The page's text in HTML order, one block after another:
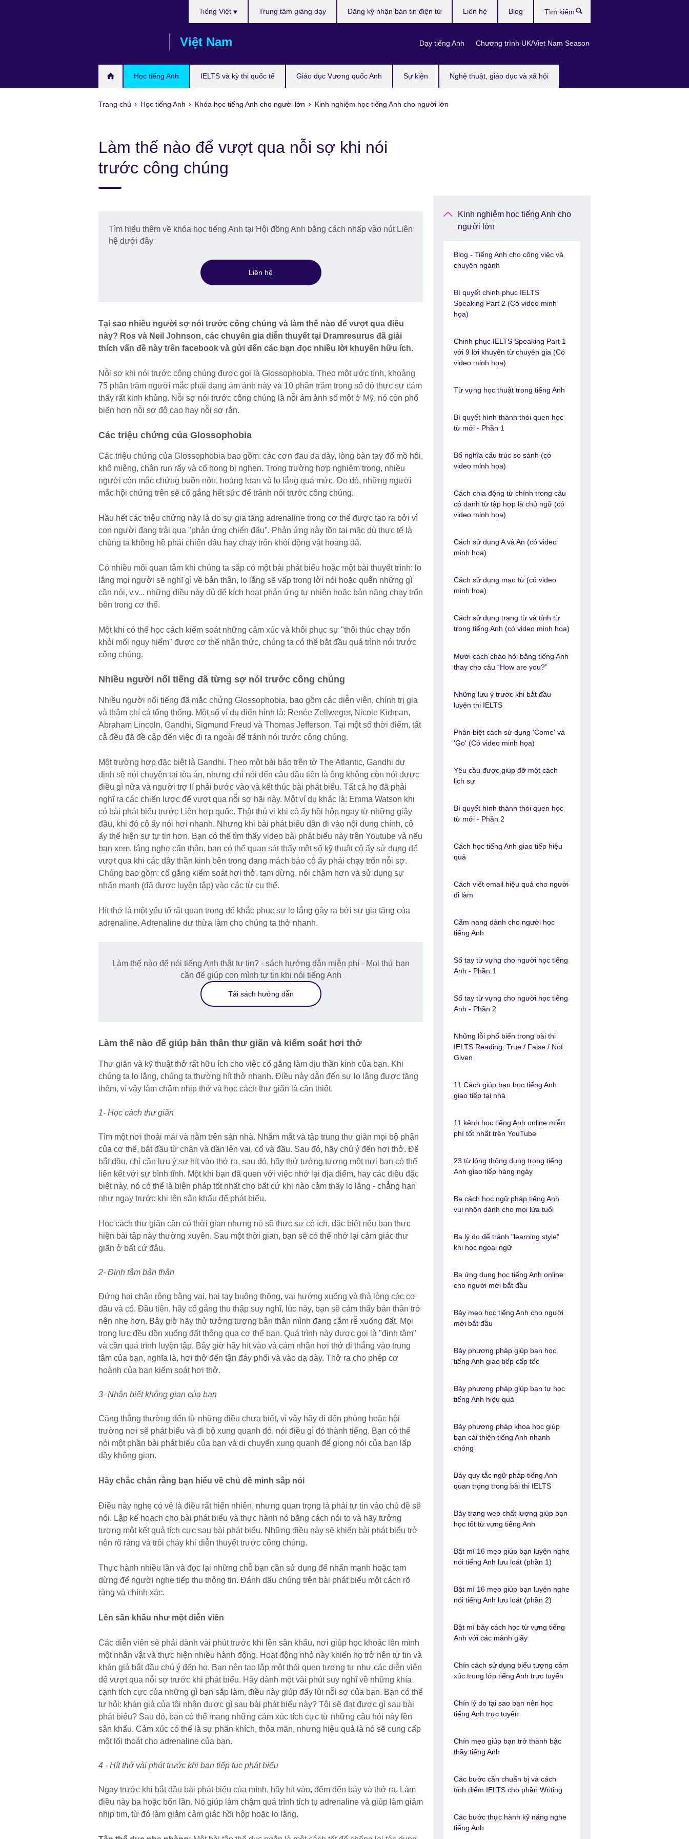
Việt Nam
Học tiếng Anh IELTS và kỳ thi quốc tế Giáo dục Vương quốc Anh Sự kiện Nghệ thuật, giáo dục và xã hội
Tiếng Việt
Dạy tiếng Anh Chương trình UK/Viet Nam Season
Trung tâm giảng dạy Đăng ký nhận bản tin điện tử Liên hệ Blog
kiếm
Trang chủ Học tiếng Anh Khóa học tiếng Anh cho người lớn Kinh nghiệm học tiếng Anh cho người lớn
Làm thế nào để vượt qua nỗi sợ khi nói
trước công chúng
Tìm hiểu thêm về khóa học tiếng Anh tại Hội đồng Anh bằng cách nhấp vào nút Liên
hệ dưới đây
Liên hệ
Tại sao nhiều người sợ nói trước công chúng và làm thế nào để vượt qua điều
này? Ros và Neil Johnson, các chuyên gia diễn thuyết tại Dramresurus đã giải
thích vấn đề này trên facebook và gửi đến các bạn đọc nhiều lời khuyên hữu ích.
Nỗi sợ khi nói trước công chúng được gọi là Glossophobia. Theo một ước tính, khoảng
75 phần trăm người mắc phải dạng ám ảnh này và 10 phần trăm trong số đó thực sự cảm
thấy rất kinh khủng. Nỗi sợ nói trước công chúng là nỗi ám ảnh số một ở Mỹ, nó còn phổ
biến hơn nỗi sợ độ cao hay nỗi sợ rắn.
Các triệu chứng của Glossophobia
Các triệu chứng của Glossophobia bao gồm: các cơn đau dạ dày, lòng bàn tay đổ mồ hôi,
khô miệng, chân run rẩy và cổ họng bị nghẹn. Trong trường hợp nghiêm trọng, nhiều
người còn mắc chứng buồn nôn, hoảng loạn và lo lắng quá mức. Do đó, những người
mắc hội chứng trên sẽ cố gắng hết sức để tránh nói trước công chúng.
Hầu hết các triệu chứng này là do sự gia tăng adrenaline trong cơ thể được tạo ra bởi vì
con người đang trải qua "phản ứng chiến đấu". Phản ứng này tồn tại mặc dù thực tế là
chúng ta không hề phải chiến đấu hay chạy trốn khỏi động vật hoang dã.
Có nhiều mối quan tâm khi chúng ta sắp có một bài phát biểu hoặc một bài thuyết trình: lo
lắng mọi người sẽ nghĩ gì về bản thân, lo lắng sẽ vấp trong lời nói hoặc quên những gì
cần nói, v.v... những điều này đủ để kích hoạt phản ứng tự nhiên hoặc bản năng chạy trốn
bên trong cơ thể.
Một khi có thể học cách kiểm soát những cảm xúc và khôi phục sự "thôi thúc chạy trốn
khỏi mối nguy hiểm" được cơ thể nhận thức, chúng ta có thể bắt đầu quá trình nói trước
công chúng.
Nhiều người nổi tiếng đã từng sợ nói trước công chúng
Nhiều người nổi tiếng đã mắc chứng Glossophobia, bao gồm các diễn viên, chính trị gia
và thậm chí cả tổng thống. Một số ví dụ điển hình là: Renée Zellweger, Nicole Kidman,
Abraham Lincoln, Gandhi, Sigmund Freud và Thomas Jefferson. Tại một số thời điểm, tất
cả đều đã đề cập đến việc đi ra ngoài để tránh nói trước công chúng.
Một trường hợp đặc biệt là Gandhi. Theo một bài báo trên tờ The Atlantic, Gandhi dự
định sẽ nói chuyện tại tòa án, nhưng chỉ nói đến câu đầu tiên là ông không còn nói được
điều gì nữa và người trợ lí phải bước vào và kết thúc bài phát biểu. Tất cả họ đã phải
nghĩ ra các chiến lược để vượt qua nỗi sợ hãi này. Một ví dụ khác là: Emma Watson khi
có bài phát biểu trước Liên hợp quốc. Thật thú vị khi cô ấy hồi hộp ngay từ những giây
đầu, khi đó cô ấy nói hơi nhanh. Nhưng khi bài phát biểu dần đi vào nội dung chính, cô
ấy thể hiện sự tự tin hơn. Bạn có thế tìm thấy video bài phát biểu này trên Youtube và nếu
bạn xem, lắng nghe cẩn thận, bạn có thể quan sát thấy một số kỹ thuật cô ấy sử dụng để
vượt qua khi các dây thần kinh bên trong đang mách bảo cô ấy phải chạy trốn nỗi sợ.
Chúng bao gồm: cố gắng kiểm soát hơi thở, tạm dừng, nói chậm hơn và sử dụng sự
nhấn mạnh (đã được luyện tập) vào các từ cụ thể.
Hít thở là một yếu tố rất quan trọng để khắc phục sự lo lắng gây ra bởi sự gia tăng của
adrenaline. Adrenaline dư thừa làm cho chúng ta thở nhanh.
Làm thế nào để nói tiếng Anh thật tự tin? - sách hướng dẫn miễn phí - Mọi thứ bạn
cần để giúp con mình tự tin khi nói tiếng Anh
Tải sách hướng dẫn
Làm thế nào để giúp bản thân thư giãn và kiểm soát hơi thở
Thư giãn và kỹ thuật thở rất hữu ích cho việc cố gắng làm dịu thần kinh của bạn. Khi
chúng ta lo lắng, chúng ta thường hít thở nhanh. Điều này dẫn đến sự lo lắng được tăng
thêm, vì vậy làm chậm nhịp thở và học cách thư giãn là cần thiết.
1- Học cách thư giãn
Tìm một nơi thoải mái và nằm trên sàn nhà. Nhắm mắt và tập trung thư giãn mọi bộ phận
của cơ thể, bắt đầu từ chân và dần lên vai, cổ và đầu. Sau đó, hãy chú ý đến hơi thở. Để
bắt đầu, chỉ cần lưu ý sự hít vào thở ra, sau đó, hãy thử tưởng tượng một nơi bạn có thể
liên kết với sự bình tĩnh. Một khi bạn đã quen với việc nhớ lại địa điểm, hay các điều đặc
biệt này, nó có thể là biện pháp tốt nhất cho bất cứ khi nào cảm thấy lo lắng - chẳng hạn
như ngay trước khi lên sân khấu để phát biểu.
Học cách thư giãn cần có thời gian nhưng nó sẽ thực sự có ích, đặc biệt nếu bạn thực
hiện bài tập này thường xuyên. Sau một thời gian, bạn sẽ có thể nhớ lại cảm giác thư
giãn ở bất cứ đâu.
2- Định tâm bản thân
Đứng hai chân rộng bằng vai, hai tay buông thõng, vai hướng xuống và thả lỏng các cơ
đầu và cổ. Đầu tiên, hãy cố gắng thu thập suy nghĩ, lúc này, bạn sẽ cảm thấy bản thân trở
nên nhẹ hơn. Bây giờ hãy thử tưởng tượng bản thân mình đang cắm rễ xuống đất. Mọi
trong lực đều dồn xuống đất thông qua cơ thể bạn. Quá trình này được gọi là "định tâm"
và cần quá trình luyện tập. Bây giờ hãy hít vào và cảm nhận hơi thở đi thẳng vào trung
tâm của bạn, nghĩa là, hơi thở đến tận đáy phổi và vào dạ dày. Thở ra cho phép cơ
hoành của bạn kiểm soát hơi thở.
3- Nhận biết không gian của bạn
Căng thẳng thường đến từ những điều chưa biết, vì vậy hãy đi đến phòng hoặc hội
trường nơi sẽ phát biểu và đi bộ xung quanh đó, nói điều gì đó thành tiếng. Bạn có thể
nói một phần bài phát biểu của bạn và di chuyển xung quanh để giọng nói của bạn lấp
đầy không gian.
Hãy chắc chắn rằng bạn hiểu về chủ đề mình sắp nói
Điều này nghe có vẻ là điều rất hiển nhiên, nhưng quan trọng là phải tự tin vào chủ đề sẽ
nói. Lập kế hoạch cho bài phát biểu và thực hành nó bằng cách nói to và hãy tưởng
tượng một kết quả tích cực sau bài phát biểu. Những điều này sẽ khiến bài phát biểu trở
nên rõ ràng và trôi chảy khi diễn thuyết trước công chúng.
Thực hành nhiều lần và đọc lại những chỗ bạn cần sử dụng để nhấn mạnh hoặc tạm
dừng để người nghe tiếp thu thông tin. Đánh dấu chúng trên bài phát biểu một cách rõ
ràng và chính xác.
Lên sân khấu như một diễn viên
Các diễn viên sẽ phải dành vài phút trước khi lên sân khấu, nơi giúp học khoác lên mình
một nhân vật và thực hiện nhiều hành động. Hoạt động nhỏ này khiến họ trở nên tự tin và
khán giả bắt đầu chú ý đến họ. Bạn nên tạo lập một thói quen tương tự như các diễn viên
để vượt qua nỗi sợ trước khi phát biểu. Hãy dành một vài phút suy nghĩ về những khía
cạnh tích cực của những gì bạn sắp làm, điều này giúp đẩy lùi nỗi sợ của bạn. Bạn có thể
tự hỏi: khán giả của tôi nhận được gì sau bài phát biểu này? Tôi sẽ đạt được gì sau bài
phát biểu? Sau đó, bạn có thể mang những cảm xúc tích cực từ những câu hỏi này lên
sân khấu. Cảm xúc có thể là sự phấn khích, thỏa mãn, nhưng hiệu quả là nó sẽ cung cấp
một lối thoát cho adrenaline của bạn.
4 - Hít thở vài phút trước khi bạn tiếp tục phát biểu
Ngay trước khi bắt đầu bài phát biểu của mình, hãy hít vào, đếm đến bảy và thở ra. Làm
điều này ba hoặc bốn lần. Nó giúp làm chậm quá trình tích tụ adrenaline và giúp làm giảm
nhịp tim, từ đó làm giảm cảm giác hồi hộp hoặc lo lắng.
Kinh nghiệm học tiếng Anh cho
người lớn
Blog - Tiếng Anh cho công việc và
chuyên ngành
Bí quyết chinh phục IELTS
Speaking Part 2 (Có video minh
họa)
Chinh phục IELTS Speaking Part 1
với 9 lời khuyên từ chuyên gia (Có
video minh họa)
Từ vựng học thuật trong tiếng Anh
Bí quyết hình thành thói quen học
từ mới - Phần 1
Bổ nghĩa cấu trúc so sánh (có
video minh họa)
Cách chia động từ chính trong câu
có danh từ tập hợp là chủ ngữ (có
video minh họa)
Cách sử dụng A và An (có video
minh họa)
Cách sử dụng mạo từ (có video
minh họa)
Cách sử dụng trạng từ và tính từ
trong tiếng Anh (có video minh họa)
Mười cách chào hỏi bằng tiếng Anh
thay cho câu “How are you?”
Những lưu ý trước khi bắt đầu
luyện thi IELTS
Phân biệt cách sử dụng 'Come' và
'Go' (Có video minh họa)
Yêu cầu được giúp đỡ một cách
lịch sự
Bí quyết hình thành thói quen học
từ mới - Phần 2
Cách học tiếng Anh giao tiếp hiệu
quả
Cách viết email hiệu quả cho người
đi làm
Cẩm nang dành cho người học
tiếng Anh
Sổ tay từ vựng cho người học tiếng
Anh - Phần 1
Sổ tay từ vựng cho người học tiếng
Anh - Phần 2
Những lỗi phổ biến trong bài thi
IELTS Reading: True / False / Not
Given
11 Cách giúp bạn học tiếng Anh
giao tiếp tại nhà
11 kênh học tiếng Anh online miễn
phí tốt nhất trên YouTube
23 từ lóng thông dụng trong tiếng
Anh giao tiếp hàng ngày
Ba cách học ngữ pháp tiếng Anh
vui nhộn dành cho mọi lứa tuổi
Ba lý do để tránh "learning style"
khi học ngoại ngữ
Ba ứng dụng học tiếng Anh online
cho người mới bắt đầu
Bảy mẹo học tiếng Anh cho người
mới bắt đầu
Bảy phương pháp giúp bạn học
tiếng Anh giao tiếp cấp tốc
Bảy phương pháp giúp bạn tự học
tiếng Anh hiệu quả
Bảy phương pháp khoa học giúp
bạn cải thiện tiếng Anh nhanh
chóng
Bảy quy tắc ngữ pháp tiếng Anh
quan trọng trong bài thi IELTS
Bảy trang web chất lượng giúp bạn
học tốt từ vựng tiếng Anh
Bật mí 16 mẹo giúp bạn luyện nghe
nói tiếng Anh lưu loát (phần 1)
Bật mí 16 mẹo giúp bạn luyện nghe
nói tiếng Anh lưu loát (phần 2)
Bật mí bảy cách học từ vựng tiếng
Anh với các mảnh giấy
Chín cách sử dụng biểu tượng cảm
xúc trong lớp tiếng Anh trực tuyến
Chín lý do tại sao bạn nên học
tiếng Anh trực tuyến
Chín mẹo giúp bạn trở thành bậc
thầy tiếng Anh
Các bước cần chuẩn bị và cách
tính điểm IELTS cho phần Writing
Các bước thực hành kỹ năng nghe
tiếng Anh